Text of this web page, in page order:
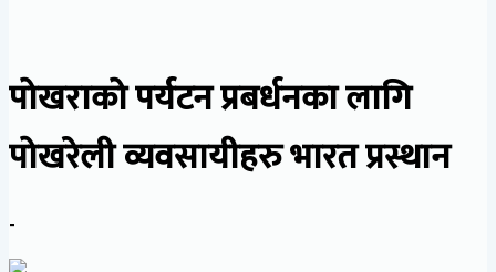
पोखराको पर्यटन प्रबर्धनका लागि
पोखरेली व्यवसायीहरु भारत प्रस्थान
-